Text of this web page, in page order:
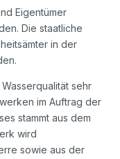
Eigentümer
Die staatliche
in der
sehr
im Auftrag der
stammt aus dem
wird
sowie aus der